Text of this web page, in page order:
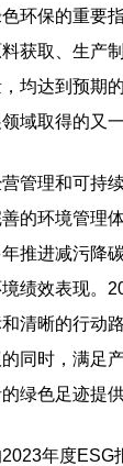
环保的重要
获取、生产
均达到预期
域取得的又一
理和可持
的环境管理
推进减污降
绩效表现。
清晰的行动
同时，满足
绿色足迹提供
年度ESG